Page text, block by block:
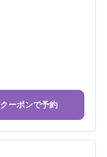
ーポンで予約